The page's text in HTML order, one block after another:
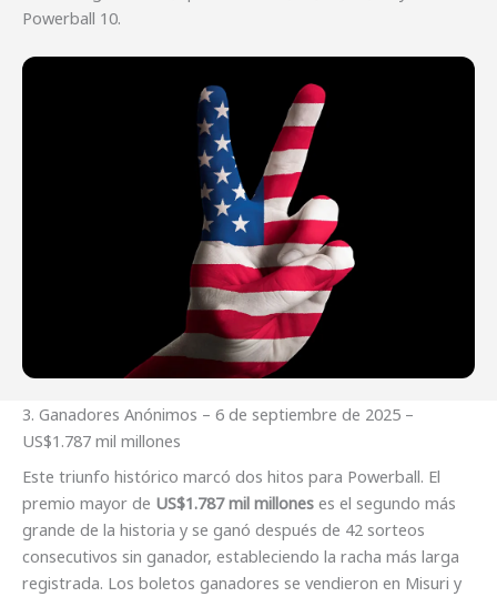
Powerball 10.
3. Ganadores Anónimos – 6 de septiembre de 2025 –
US$1.787 mil millones
Este triunfo histórico marcó dos hitos para Powerball. El
premio mayor de US$1.787 mil millones es el segundo más
grande de la historia y se ganó después de 42 sorteos
consecutivos sin ganador, estableciendo la racha más larga
registrada. Los boletos ganadores se vendieron en Misuri y